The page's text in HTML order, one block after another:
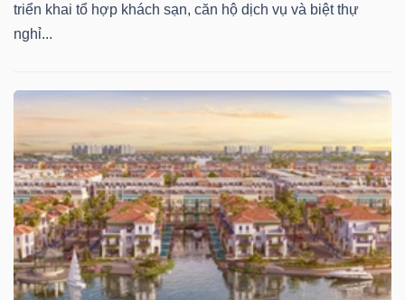
triển khai tổ hợp khách sạn, căn hộ dịch vụ và biệt thự
nghỉ...